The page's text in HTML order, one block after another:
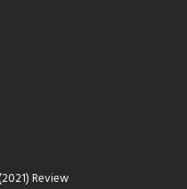
Review